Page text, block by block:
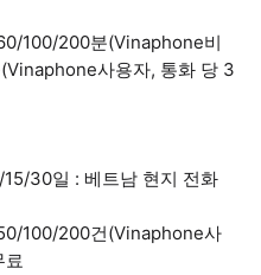
100/200분(Vinaphone비
사용자, 통화 당 3
30일 : 베트남 현지 전화
100/200건(Vinaphone사
료